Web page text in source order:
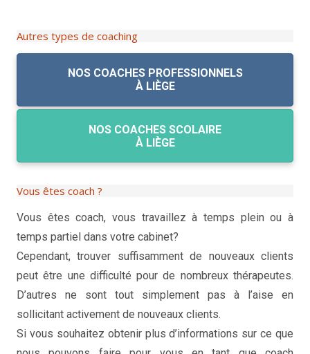
Autres types de coaching
NOS COACHES PROFESSIONNELS
À LIÈGE
NOS COACHES SCOLAIRE
À LIÈGE
Vous êtes coach ?
Vous êtes coach, vous travaillez à temps plein ou à
temps partiel dans votre cabinet?
Cependant, trouver suffisamment de nouveaux clients
peut être une difficulté pour de nombreux thérapeutes.
D’autres ne sont tout simplement pas à l’aise en
sollicitant activement de nouveaux clients.
Si vous souhaitez obtenir plus d’informations sur ce que